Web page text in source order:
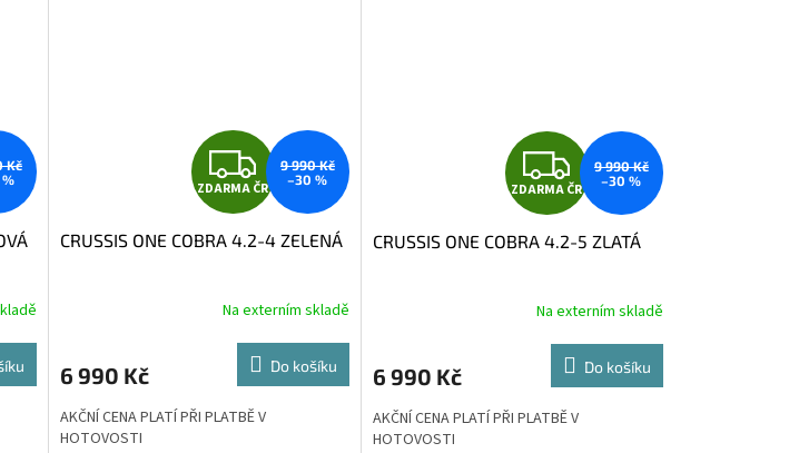
Kč
Z
D
A
R
M
A
ZDARMA ČR
9 990 Kč
–30 %
CRUSSIS ONE COBRA 4.2-4 ZELENÁ
Na externím skladě
6 990 Kč Do košíku
AKČNÍ CENA PLATÍ PŘI PLATBĚ V
HOTOVOSTI
Z
D
A
R
M
A
ZDARMA ČR
9 990 Kč
–30 %
CRUSSIS ONE COBRA 4.2-5 ZLATÁ
Na externím skladě
6 990 Kč Do košíku
AKČNÍ CENA PLATÍ PŘI PLATBĚ V
HOTOVOSTI